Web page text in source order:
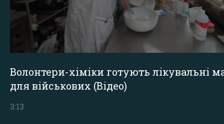
Волонтери-хіміки готують лікувальні
для військових (Відео)
3:13